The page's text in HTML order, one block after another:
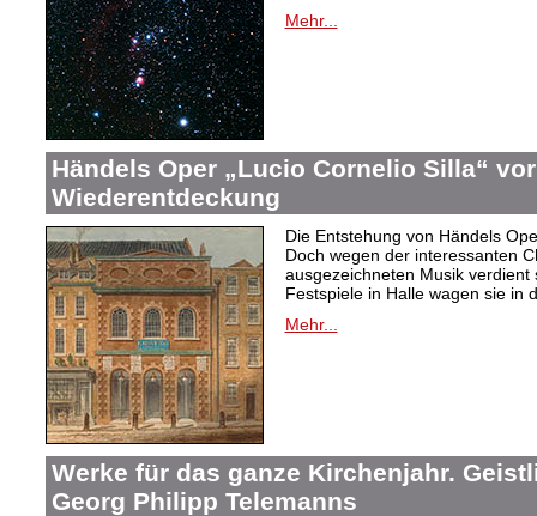
Mehr...
Händels Oper „Lucio Cornelio Silla“
Wiederentdeckung
Die Entstehung von Händels
Doch wegen der interessanten
ausgezeichneten Musik verdient
Festspiele in Halle wagen sie in
Mehr...
Werke für das ganze Kirchenjahr.
Georg Philipp Telemanns